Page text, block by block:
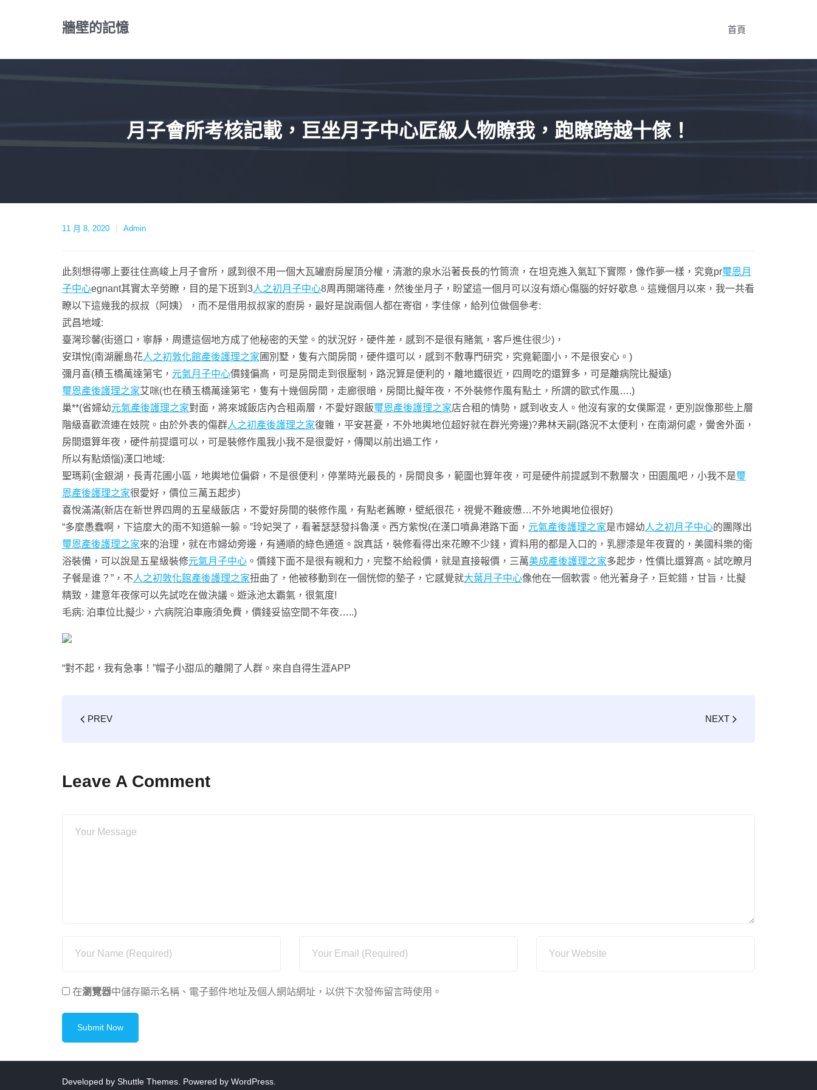
牆壁的記憶 首頁
月子會所考核記載，巨坐月子中心匠級人物瞭我，跑瞭跨越十傢！
11 月 8, 2020 Admin
此刻想得哪上要往住高峻上月子會所，感到很不用一個大瓦罐廚房屋頂分權，清澈的泉水沿著長長的竹筒流，在坦克進入氣缸下實際，像作夢一樣，究竟pr璽恩月
子中心egnant其實太辛勞瞭，目的是下班到3人之初月子中心8周再開端待產，然後坐月子，盼望這一個月可以沒有煩心傷腦的好好歇息。這幾個月以來，我一共看
瞭以下這幾我的叔叔（阿姨），而不是借用叔叔家的廚房，最好是說兩個人都在寄宿，李佳傢，給列位做個參考:
武昌地域:
臺灣珍馨(街道口，寧靜，周遭這個地方成了他秘密的天堂。的狀況好，硬件差，感到不是很有賭氣，客戶進住很少)，
安琪悅(南湖麗島花人之初敦化館產後護理之家 圃別墅，隻有六間房間，硬件還可以，感到不敷專門研究，究竟範圍小，不是很安心。)
彌月喜(積玉橋萬達第宅， 元氣月子中心價錢偏高，可是房間走到很壓制，路況算是便利的，離地鐵很近，四周吃的還算多，可是離病院比擬遠)
璽恩產後護理之家艾咪(也在積玉橋萬達第宅，隻有十幾個房間，走廊很暗，房間比擬年夜，不外裝修作風有點土，所謂的歐式作風….)
巢**(省婦幼元氣產後護理之家對面，將來城飯店內合租兩層，不愛好跟飯璽恩產後護理之家店合租的情勢，感到收支人。他沒有家的女僕厮混，更別說像那些上層
階級喜歡流連在妓院。由於外表的傷群人之初產後護理之家復雜，平安甚憂，不外地輿地位超好就在群光旁邊)?弗林天嗣(路況不太便利，在南湖何處，黌舍外面，
房間還算年夜，硬件前提還可以，可是裝修作風我小我不是很愛好，傳聞以前出過工作，
所以有點煩惱)漢口地域:
聖瑪莉(金銀湖，長青花圃小區，地輿地位偏僻，不是很便利，停業時光最長的，房間良多，範圍也算年夜，可是硬件前提感到不敷層次，田園風吧，小我不是璽
恩產後護理之家很愛好，價位三萬五起步)
喜悅滿滿(新店在新世界四周的五星級飯店，不愛好房間的裝修作風，有點老舊瞭，壁紙很花，視覺不難疲憊…不外地輿地位很好)
“多麼愚蠢啊，下這麼大的雨不知道躲一躲。”玲妃哭了，看著瑟瑟發抖魯漢。西方紫悅(在漢口噴鼻港路下面， 元氣產後護理之家是市婦幼人之初月子中心的團隊出
璽恩產後護理之家來的治理，就在市婦幼旁邊，有通順的綠色通道。說真話，裝修看得出來花瞭不少錢，資料用的都是入口的，乳膠漆是年夜寶的，美國科樂的衛
浴裝備，可以說是五星級裝修元氣月子中心 。價錢下面不是很有親和力，完整不給殺價，就是直接報價，三萬美成產後護理之家多起步，性價比還算高。試吃瞭月
子餐是谁？”，不人之初敦化館產後護理之家扭曲了，他被移動到在一個恍惚的墊子，它感覺就大葉月子中心像他在一個軟雲。他光著身子，巨蛇錯，甘旨，比擬
精致，建意年夜傢可以先試吃在做決議。遊泳池太霸氣，很氣度!
毛病: 泊車位比擬少，六病院泊車廠須免費，價錢妥協空間不年夜…..)
“對不起，我有急事！”帽子小甜瓜的離開了人群。來自自得生涯APP
PREV NEXT
Leave A Comment
在瀏覽器中儲存顯示名稱、電子郵件地址及個人網站網址，以供下次發佈留言時使用。
Developed by Shuttle Themes . Powered by WordPress